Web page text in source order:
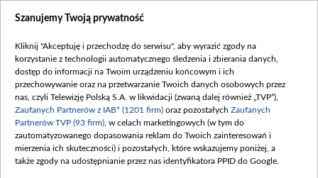
Dostępność
Procedura zgłoszeń wewnętrznych
Szanujemy Twoją prywatność
Kliknij "Akceptuję i przechodzę do serwisu", aby wyrazić zgody na
korzystanie z technologii automatycznego śledzenia i zbierania danych,
dostęp do informacji na Twoim urządzeniu końcowym i ich
przechowywanie oraz na przetwarzanie Twoich danych osobowych przez
nas, czyli Telewizję Polską S.A. w likwidacji (zwaną dalej również „TVP”),
Zaufanych Partnerów z IAB* (1201 firm) oraz pozostałych Zaufanych
Partnerów TVP (93 firm) , w celach marketingowych (w tym do
zautomatyzowanego dopasowania reklam do Twoich zainteresowań i
mierzenia ich skuteczności) i pozostałych, które wskazujemy poniżej, a
także zgody na udostępnianie przez nas identyfikatora PPID do Google.